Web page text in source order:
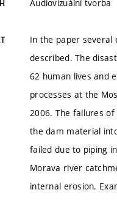
Audiovizuální tvorba
In the paper several
described. The
62 human lives and
processes at the
2006. The failures
the dam material
failed due to piping
Morava river
internal erosion.